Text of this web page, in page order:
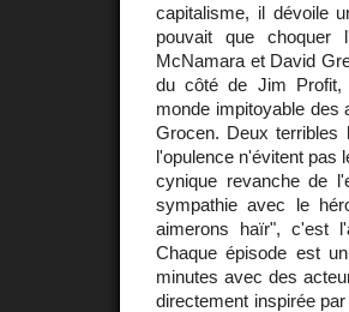
capitalisme, il dévoile
pouvait que choquer
McNamara et David
du côté de Jim Profit,
monde impitoyable des
Grocen. Deux
l'opulence n'évitent pas
cynique revanche de
sympathie avec le
aimerons haïr", c'est
Chaque épisode est
minutes avec des
directement inspirée par